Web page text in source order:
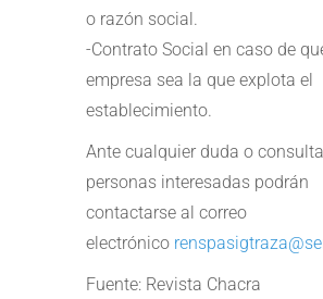
o razón social.
-Contrato Social en caso de
empresa sea la que explota el
establecimiento.
Ante cualquier duda o
personas interesadas podrán
contactarse al correo
electrónico
Fuente: Revista Chacra